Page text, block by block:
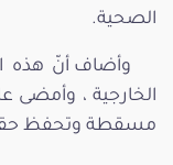
الصحية.
وأضاف أنّ هذه
الخارجية ، وأمضى
مسقطة وتحفظ